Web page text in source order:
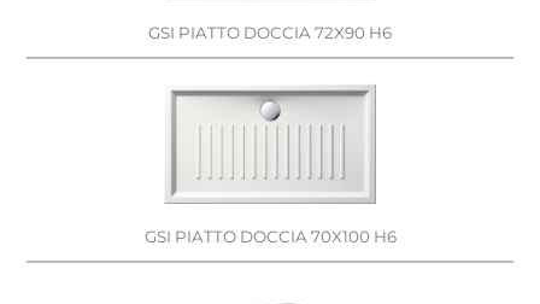
GSI PIATTO DOCCIA 72X90 H6
GSI PIATTO DOCCIA 70X100 H6